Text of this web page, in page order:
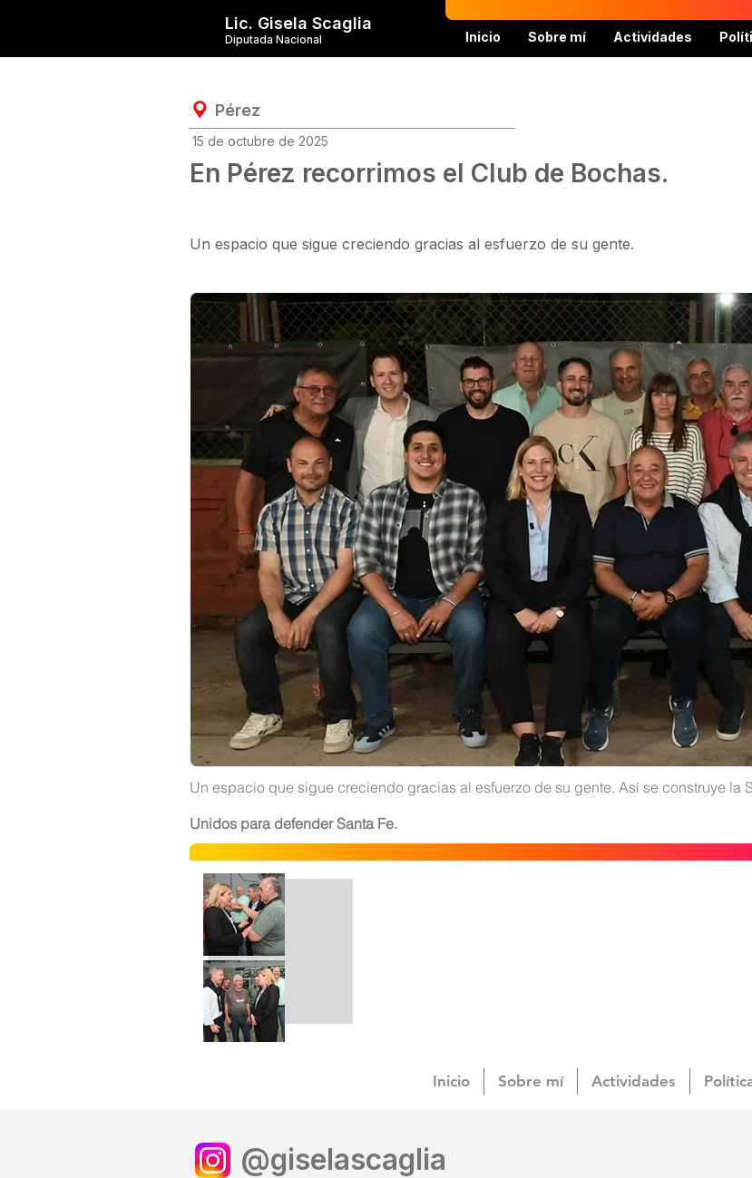
Diputada Nacional
Lic. Gisela Scaglia
Inicio Sobre mí Actividades
Pérez
15 de octubre de 2025
En Pérez recorrimos el Club de Bochas.
Un espacio que sigue creciendo gracias al esfuerzo de su gente.
Un espacio que sigue creciendo gracias al esfuerzo de su gente. Así se construye la
Unidos para defender Santa Fe.
Inicio Sobre mí Actividades
@giselascaglia